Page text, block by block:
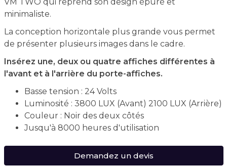
minimaliste.
La conception horizontale plus grande vous permet
de présenter plusieurs images dans le cadre.
Insérez une, deux ou quatre affiches différentes à
l'avant et à l'arrière du porte-affiches.
Basse tension : 24 Volts
Luminosité : 3800 LUX (Avant) 2100 LUX (Arrière)
Couleur : Noir des deux côtés
Jusqu'à 8000 heures d'utilisation
Demandez un devis